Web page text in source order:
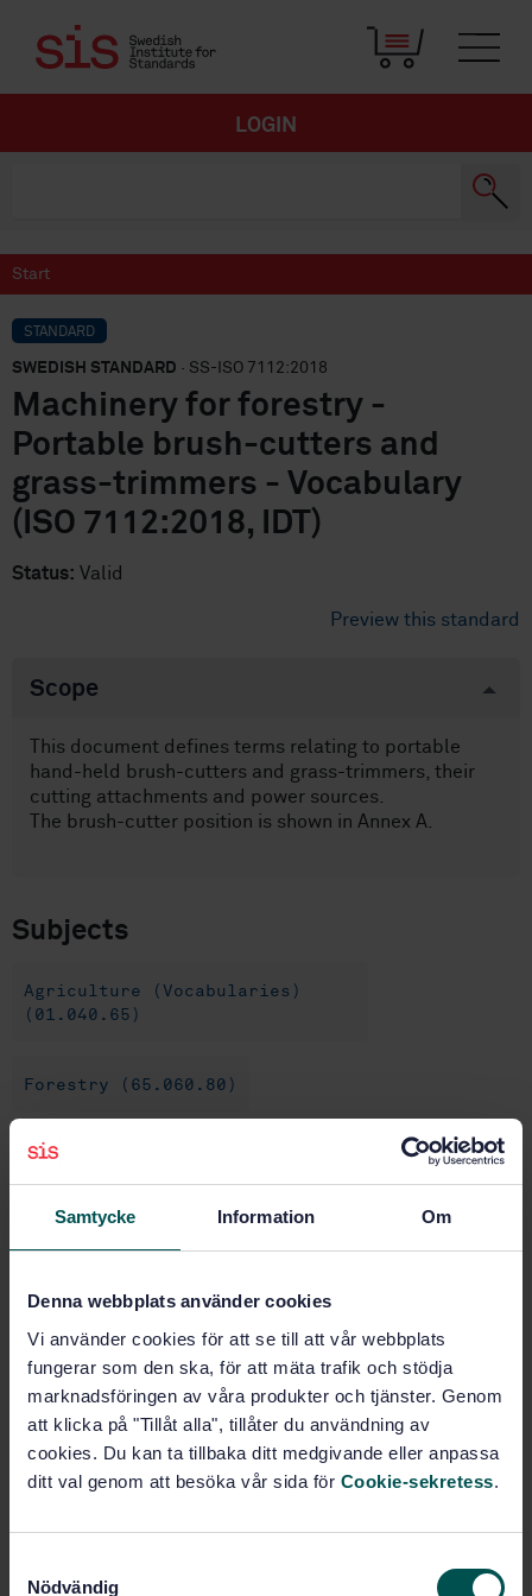
Samtycke Information Om
Denna webbplats använder cookies
Vi använder cookies för att se till att vår webbplats
fungerar som den ska, för att mäta trafik och stödja
marknadsföringen av våra produkter och tjänster. Genom
att klicka på "Tillåt alla", tillåter du användning av
cookies. Du kan ta tillbaka ditt medgivande eller anpassa
ditt val genom att besöka vår sida för Cookie-sekretess.
Nödvändig
LOGIN
Start
STANDARD
SWEDISH STANDARD · SS-ISO 7112:2018
Machinery for forestry -
Portable brush-cutters and
grass-trimmers - Vocabulary
(ISO 7112:2018, IDT)
Status: Valid
Preview this standard
Scope
This document defines terms relating to portable
hand-held brush-cutters and grass-trimmers, their
cutting attachments and power sources.
The brush-cutter position is shown in Annex A.
Subjects
Agriculture (Vocabularies)
(01.040.65)
Forestry (65.060.80)
Machinery for forestry - Portable brush-cutters and
Subscribe on standards - Read more
Price:
Add to cart